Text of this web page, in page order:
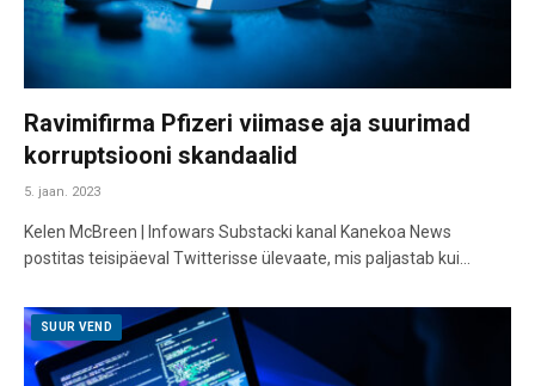
Ravimifirma Pfizeri viimase aja suurimad
korruptsiooni skandaalid
5. jaan. 2023
Kelen McBreen | Infowars Substacki kanal Kanekoa News
postitas teisipäeval Twitterisse ülevaate, mis paljastab kui…
SUUR VEND